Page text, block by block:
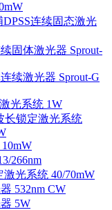
连续固态激光
固体激光器 Sprout-
续激光器 Sprout-G
光系统 1W
长锁定激光系统
266nm
光系统 40/70mW
532nm CW
5W